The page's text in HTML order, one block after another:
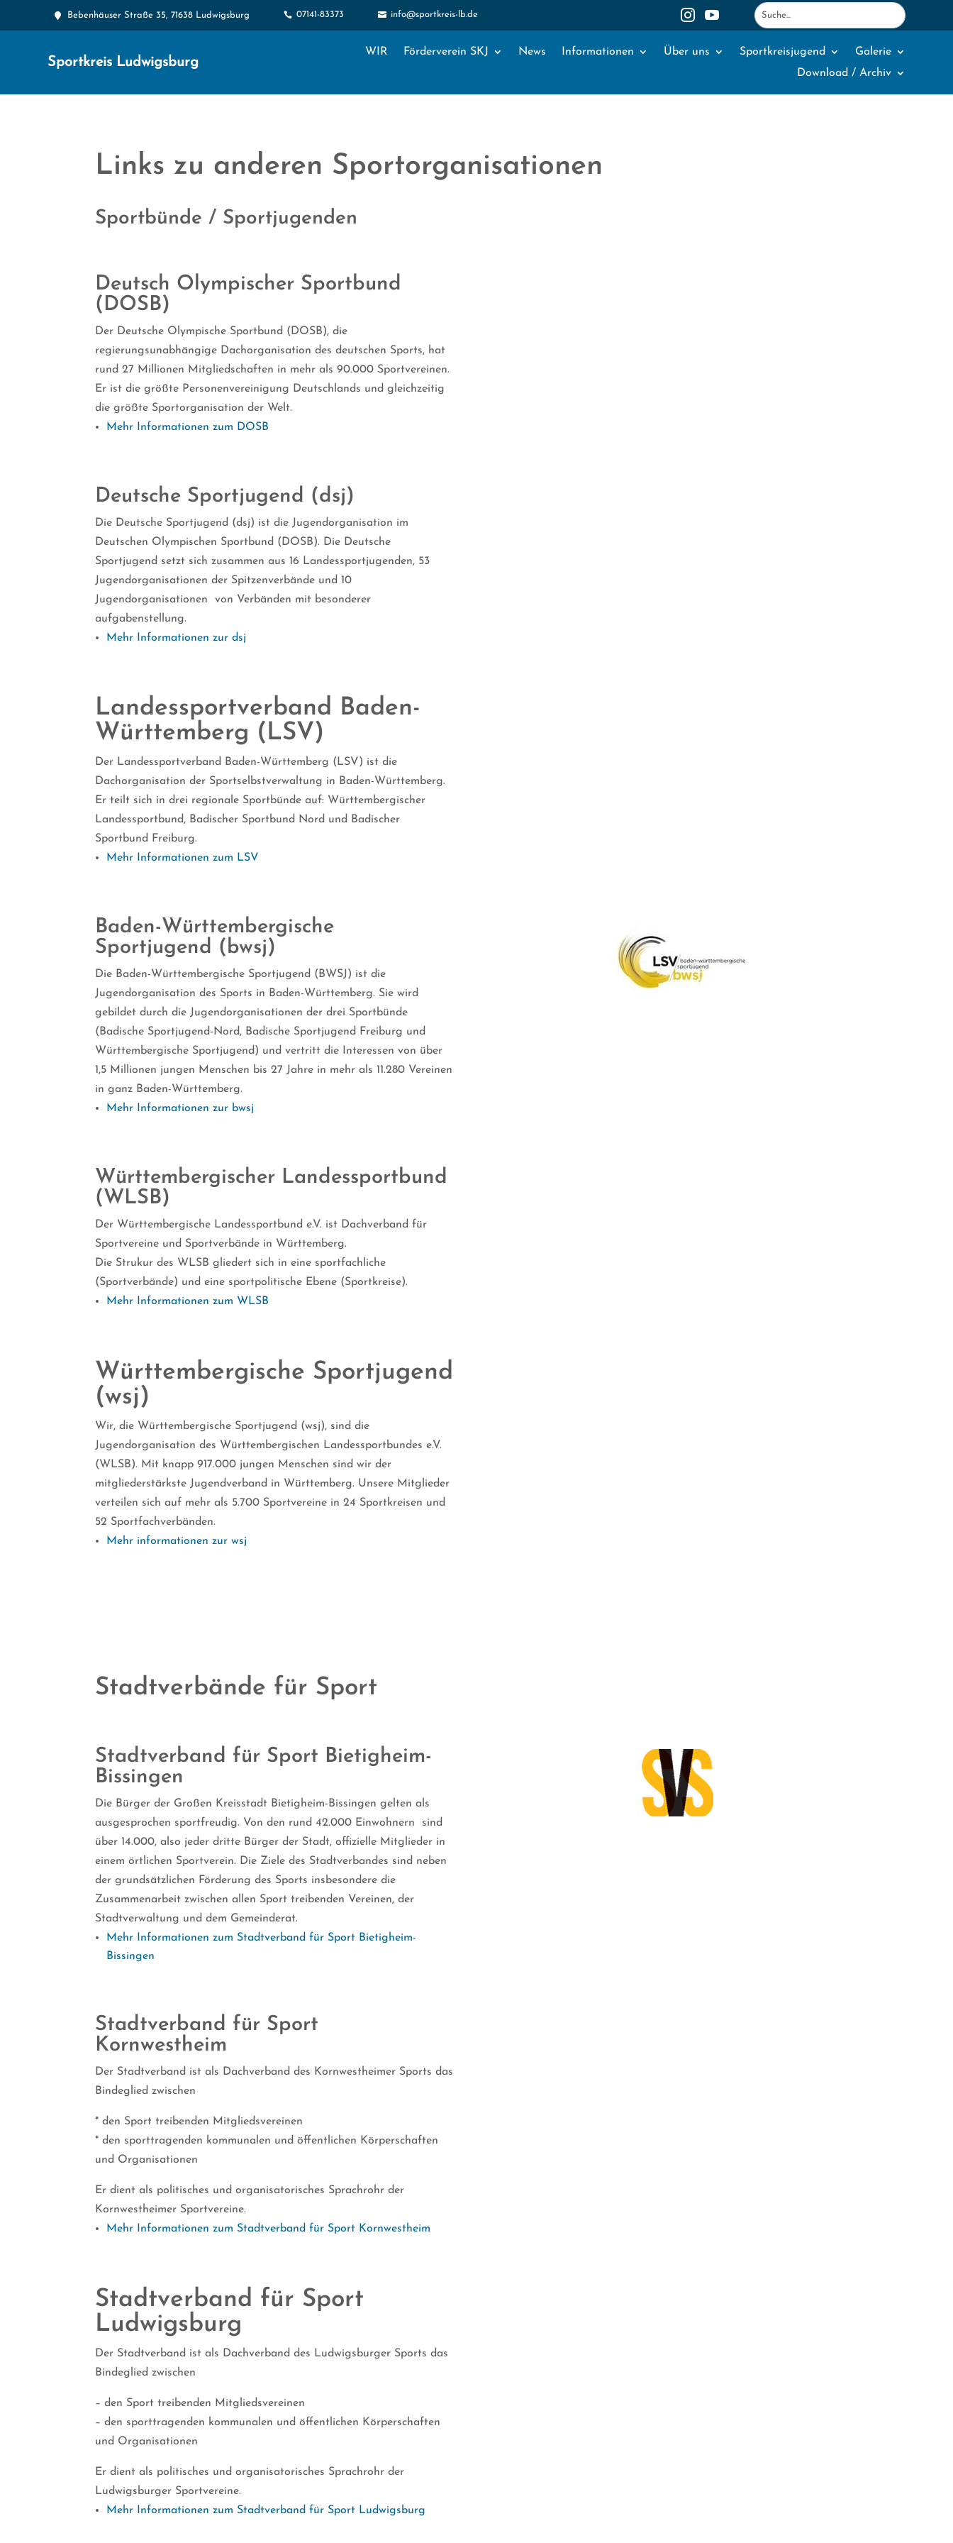
 Bebenhäuser Straße 35, 71638 Ludwigsburg  07141-83373  info@sportkreis-lb.de  
Sportkreis Ludwigsburg
WIR Förderverein SKJ News Informationen Über uns Sportkreisjugend
Galerie
Download / Archiv
Links zu anderen Sportorganisationen
Sportbünde / Sportjugenden
Deutsch Olympischer Sportbund
(DOSB)
Der Deutsche Olympische Sportbund (DOSB), die
regierungsunabhängige Dachorganisation des deutschen Sports, hat
rund 27 Millionen Mitgliedschaften in mehr als 90.000 Sportvereinen.
Er ist die größte Personenvereinigung Deutschlands und gleichzeitig
die größte Sportorganisation der Welt.
Mehr Informationen zum DOSB
Deutsche Sportjugend (dsj)
Die Deutsche Sportjugend (dsj) ist die Jugendorganisation im
Deutschen Olympischen Sportbund (DOSB). Die Deutsche
Sportjugend setzt sich zusammen aus 16 Landessportjugenden, 53
Jugendorganisationen der Spitzenverbände und 10
Jugendorganisationen von Verbänden mit besonderer
aufgabenstellung.
Mehr Informationen zur dsj
Landessportverband Baden-
Württemberg (LSV)
Der Landessportverband Baden-Württemberg (LSV) ist die
Dachorganisation der Sportselbstverwaltung in Baden-Württemberg.
Er teilt sich in drei regionale Sportbünde auf: Württembergischer
Landessportbund, Badischer Sportbund Nord und Badischer
Sportbund Freiburg.
Mehr Informationen zum LSV
Baden-Württembergische
Sportjugend (bwsj)
Die Baden-Württembergische Sportjugend (BWSJ) ist die
Jugendorganisation des Sports in Baden-Württemberg. Sie wird
gebildet durch die Jugendorganisationen der drei Sportbünde
(Badische Sportjugend-Nord, Badische Sportjugend Freiburg und
Württembergische Sportjugend) und vertritt die Interessen von über
1,5 Millionen jungen Menschen bis 27 Jahre in mehr als 11.280 Vereinen
in ganz Baden-Württemberg.
Mehr Informationen zur bwsj
Württembergischer Landessportbund
(WLSB)
Der Württembergische Landessportbund e.V. ist Dachverband für
Sportvereine und Sportverbände in Württemberg.
Die Strukur des WLSB gliedert sich in eine sportfachliche
(Sportverbände) und eine sportpolitische Ebene (Sportkreise).
Mehr Informationen zum WLSB
Württembergische Sportjugend
(wsj)
Wir, die Württembergische Sportjugend (wsj), sind die
Jugendorganisation des Württembergischen Landessportbundes e.V.
(WLSB). Mit knapp 917.000 jungen Menschen sind wir der
mitgliederstärkste Jugendverband in Württemberg. Unsere Mitglieder
verteilen sich auf mehr als 5.700 Sportvereine in 24 Sportkreisen und
52 Sportfachverbänden.
Mehr informationen zur wsj
Stadtverbände für Sport
Stadtverband für Sport Bietigheim-
Bissingen
Die Bürger der Großen Kreisstadt Bietigheim-Bissingen gelten als
ausgesprochen sportfreudig. Von den rund 42.000 Einwohnern sind
über 14.000, also jeder dritte Bürger der Stadt, offizielle Mitglieder in
einem örtlichen Sportverein. Die Ziele des Stadtverbandes sind neben
der grundsätzlichen Förderung des Sports insbesondere die
Zusammenarbeit zwischen allen Sport treibenden Vereinen, der
Stadtverwaltung und dem Gemeinderat.
Mehr Informationen zum Stadtverband für Sport Bietigheim-
Bissingen
Stadtverband für Sport
Kornwestheim
Der Stadtverband ist als Dachverband des Kornwestheimer Sports das
Bindeglied zwischen
* den Sport treibenden Mitgliedsvereinen
* den sporttragenden kommunalen und öffentlichen Körperschaften
und Organisationen
Er dient als politisches und organisatorisches Sprachrohr der
Kornwestheimer Sportvereine.
Mehr Informationen zum Stadtverband für Sport Kornwestheim
Stadtverband für Sport
Ludwigsburg
Der Stadtverband ist als Dachverband des Ludwigsburger Sports das
Bindeglied zwischen
– den Sport treibenden Mitgliedsvereinen
– den sporttragenden kommunalen und öffentlichen Körperschaften
und Organisationen
Er dient als politisches und organisatorisches Sprachrohr der
Ludwigsburger Sportvereine.
Mehr Informationen zum Stadtverband für Sport Ludwigsburg